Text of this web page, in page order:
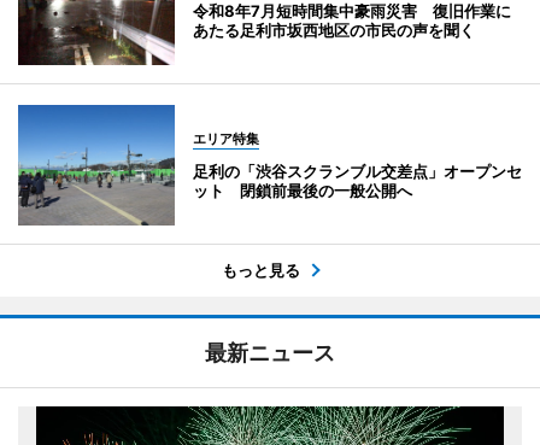
令和8年7月短時間集中豪雨災害 復旧作業に
あたる足利市坂西地区の市民の声を聞く
エリア特集
足利の「渋谷スクランブル交差点」オープンセ
ット 閉鎖前最後の一般公開へ
もっと見る
最新ニュース